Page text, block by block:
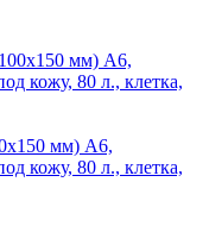
мм) А6,
кожу, 80 л., клетка,